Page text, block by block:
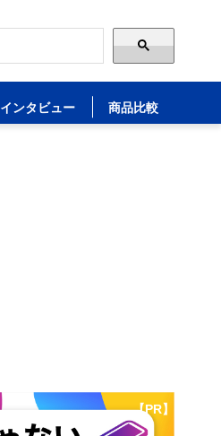
インタビュー 商品比較
【PR】